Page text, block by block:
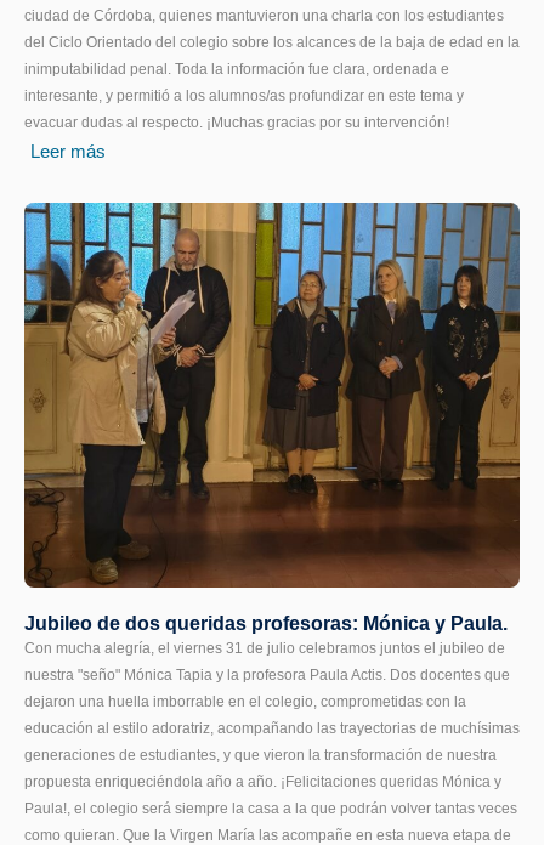
ciudad de Córdoba, quienes mantuvieron una charla con los estudiantes
del Ciclo Orientado del colegio sobre los alcances de la baja de edad en la
inimputabilidad penal. Toda la información fue clara, ordenada e
interesante, y permitió a los alumnos/as profundizar en este tema y
evacuar dudas al respecto. ¡Muchas gracias por su intervención!
Leer más
Jubileo de dos queridas profesoras: Mónica y Paula.
Con mucha alegría, el viernes 31 de julio celebramos juntos el jubileo de
nuestra "seño" Mónica Tapia y la profesora Paula Actis. Dos docentes que
dejaron una huella imborrable en el colegio, comprometidas con la
educación al estilo adoratriz, acompañando las trayectorias de muchísimas
generaciones de estudiantes, y que vieron la transformación de nuestra
propuesta enriqueciéndola año a año. ¡Felicitaciones queridas Mónica y
Paula!, el colegio será siempre la casa a la que podrán volver tantas veces
como quieran. Que la Virgen María las acompañe en esta nueva etapa de